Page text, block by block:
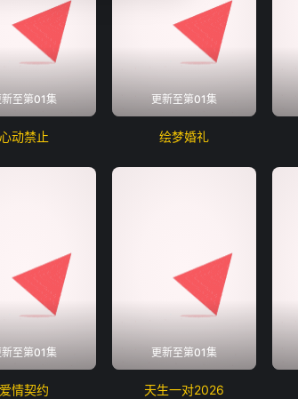
至第01集
心动禁止
更新至第01集
绘梦婚礼
至第01集
爱情契约
更新至第01集
天生一对2026